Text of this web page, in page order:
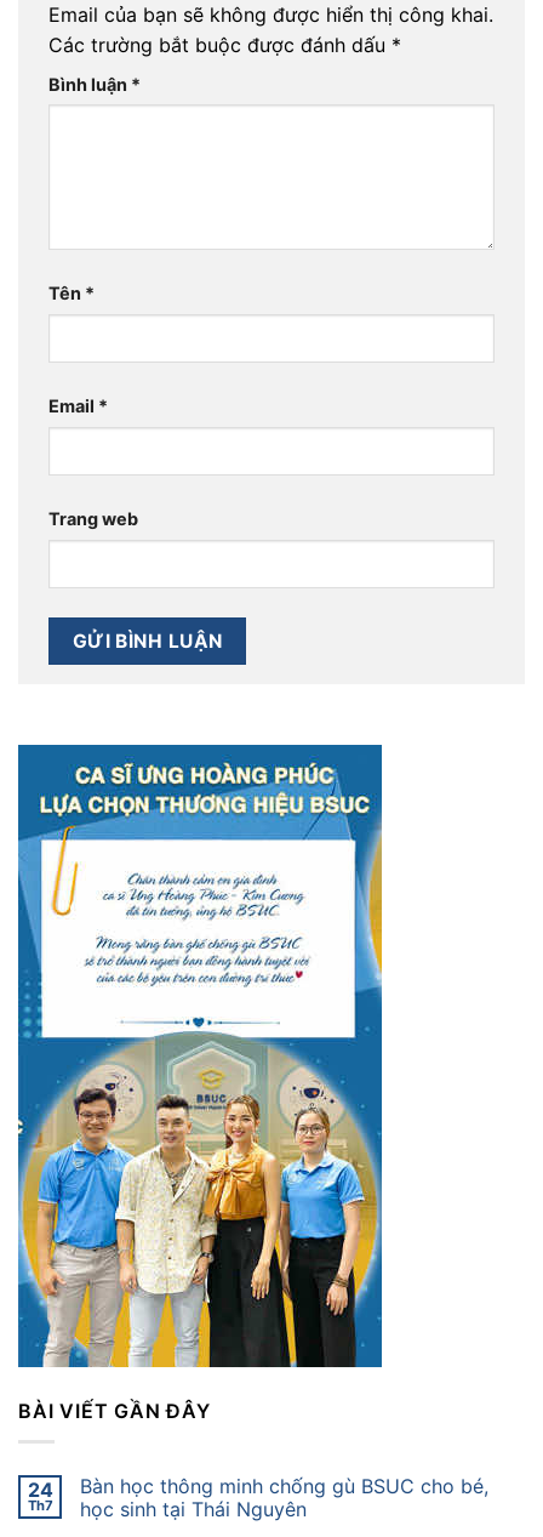
Email của bạn sẽ không được hiển thị công khai.
Các trường bắt buộc được đánh dấu *
Bình luận *
Tên *
Email *
Trang web
BÀI VIẾT GẦN ĐÂY
24
Th7
Bàn học thông minh chống gù BSUC cho bé,
học sinh tại Thái Nguyên